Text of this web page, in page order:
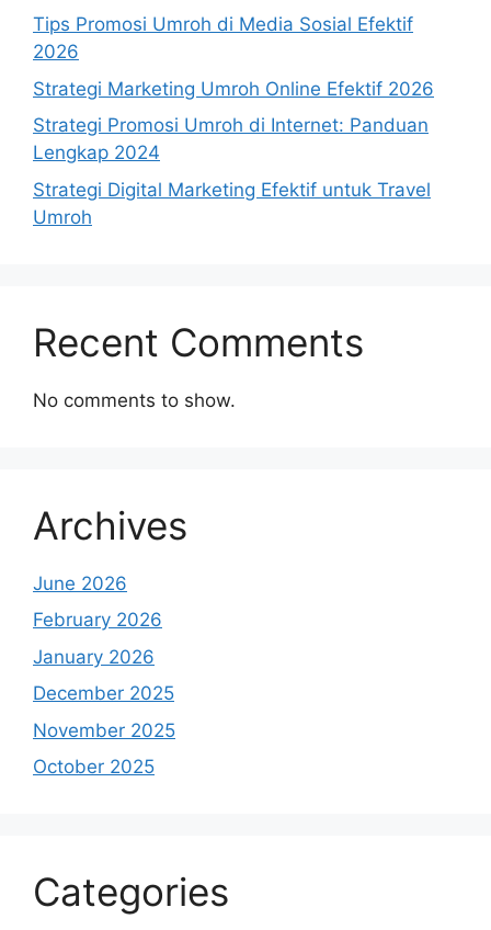
Tips Promosi Umroh di Media Sosial Efektif
2026
Strategi Marketing Umroh Online Efektif 2026
Strategi Promosi Umroh di Internet: Panduan
Lengkap 2024
Strategi Digital Marketing Efektif untuk Travel
Umroh
Recent Comments
No comments to show.
Archives
June 2026
February 2026
January 2026
December 2025
November 2025
October 2025
Categories